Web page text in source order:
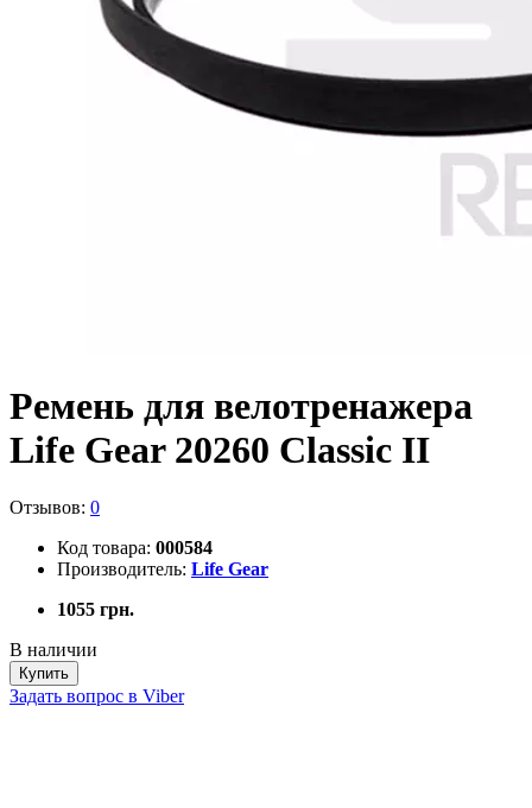
Ремень для велотренажера
Life Gear 20260 Classic II
Отзывов: 0
Код товара: 000584
Производитель: Life Gear
1055 грн.
В наличии
Купить
Задать вопрос в Viber